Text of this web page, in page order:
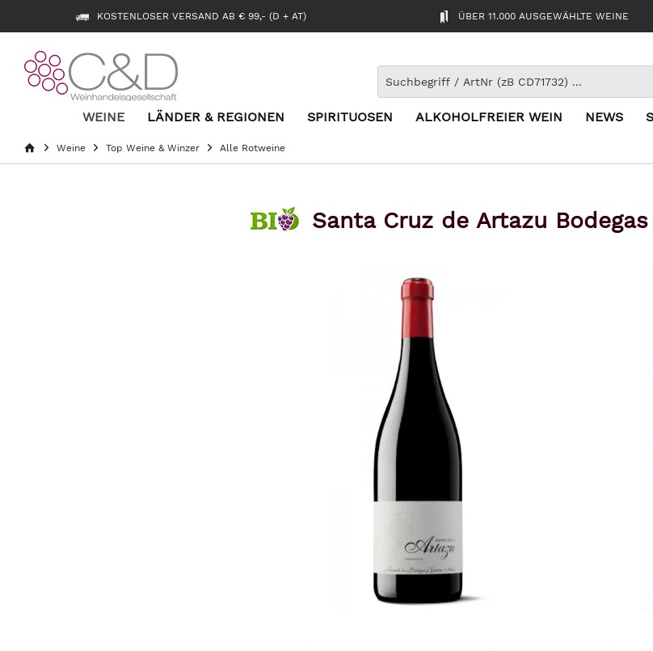
KOSTENLOSER VERSAND AB € 99,- (D + AT) ÜBER 11.000 AUSGEWÄHLTE WEINE
WEINE LÄNDER & REGIONEN SPIRITUOSEN ALKOHOLFREIER WEIN NEWS
Weine Top Weine & Winzer Alle Rotweine
Santa Cruz de Artazu